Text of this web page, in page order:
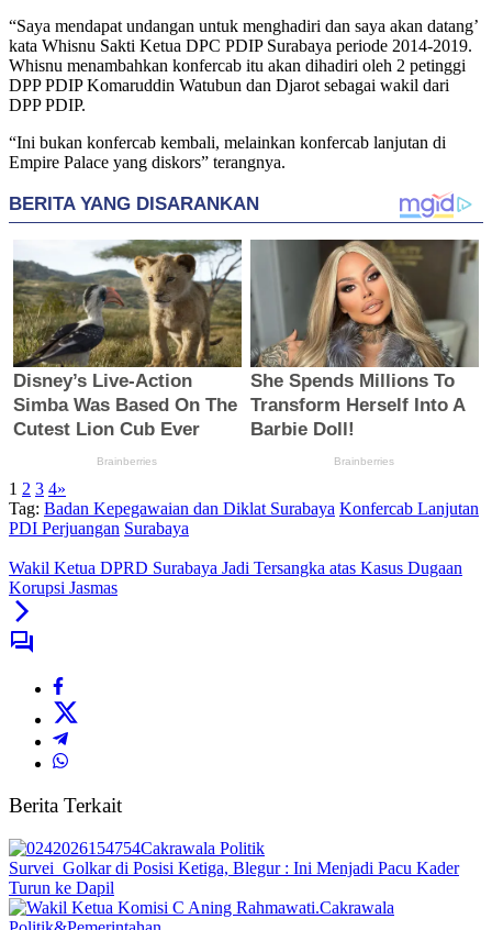
“Saya mendapat undangan untuk menghadiri dan saya akan datang’
kata Whisnu Sakti Ketua DPC PDIP Surabaya periode 2014-2019.
Whisnu menambahkan konfercab itu akan dihadiri oleh 2 petinggi
DPP PDIP Komaruddin Watubun dan Djarot sebagai wakil dari
DPP PDIP.
“Ini bukan konfercab kembali, melainkan konfercab lanjutan di
Empire Palace yang diskors” terangnya.
1 2 3 4»
Tag: Badan Kepegawaian dan Diklat Surabaya Konfercab Lanjutan
PDI Perjuangan Surabaya
Wakil Ketua DPRD Surabaya Jadi Tersangka atas Kasus Dugaan
Korupsi Jasmas
Berita Terkait
Cakrawala Politik
Survei Golkar di Posisi Ketiga, Blegur : Ini Menjadi Pacu Kader
Turun ke Dapil
Cakrawala